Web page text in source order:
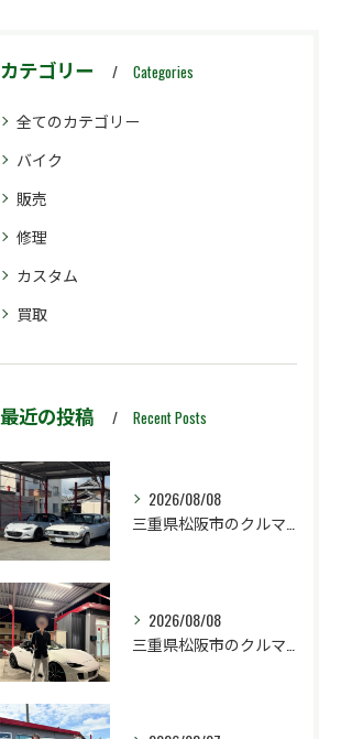
カテゴリー Categories
全てのカテゴリー
バイク
販売
修理
カスタム
買取
最近の投稿 Recent Posts
2026/08/08
2026/08/08